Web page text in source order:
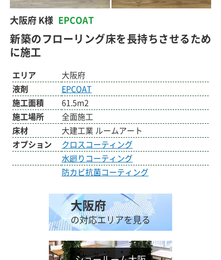
大阪府 K様 EPCOAT
新築のフローリング床を長持ちさせるため
に施工
エリア
大阪府
液剤
EPCOAT
施工面積
61.5m2
施工場所
全面施工
床材
大建工業 ルームアート
オプション
クロスコーティング
水廻りコーティング
防カビ抗菌コーティング
大阪府
の対応エリアを見る